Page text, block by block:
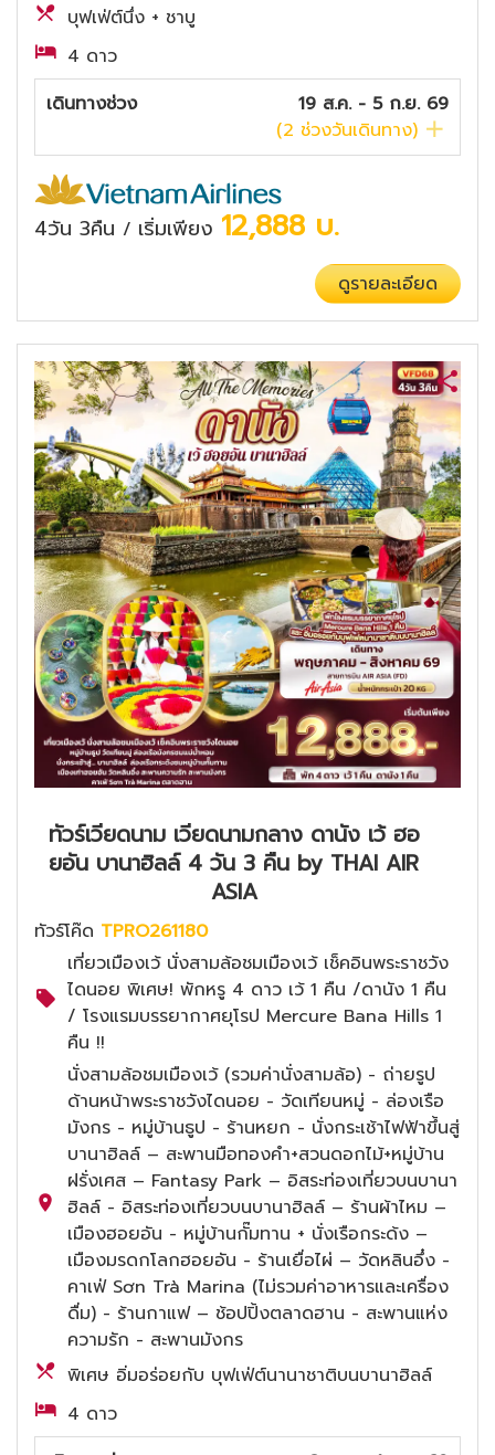
บุฟเฟ่ต์นึ่ง + ชาบู
4 ดาว
เดินทางช่วง
19 ส.ค. - 5 ก.ย. 69
(2 ช่วงวันเดินทาง)
4วัน 3คืน / เริ่มเพียง 12,888 บ.
ดูรายละเอียด
ทัวร์เวียดนาม เวียดนามกลาง ดานัง เว้ ฮอ
ยอัน บานาฮิลล์ 4 วัน 3 คืน by THAI AIR
ASIA
ทัวร์โค๊ด TPRO261180
เที่ยวเมืองเว้ นั่งสามล้อชมเมืองเว้ เช็คอินพระราชวัง
ไดนอย พิเศษ! พักหรู 4 ดาว เว้ 1 คืน /ดานัง 1 คืน
/ โรงแรมบรรยากาศยุโรป Mercure Bana Hills 1
คืน !!
นั่งสามล้อชมเมืองเว้ (รวมค่านั่งสามล้อ) - ถ่ายรูป
ด้านหน้าพระราชวังไดนอย - วัดเทียนหมู่ - ล่องเรือ
มังกร - หมู่บ้านธูป - ร้านหยก - นั่งกระเช้าไฟฟ้าขึ้นสู่
บานาฮิลล์ – สะพานมือทองคำ+สวนดอกไม้+หมู่บ้าน
ฝรั่งเศส – Fantasy Park – อิสระท่องเที่ยวบนบานา
ฮิลล์ - อิสระท่องเที่ยวบนบานาฮิลล์ – ร้านผ้าไหม –
เมืองฮอยอัน - หมู่บ้านกั๊มทาน + นั่งเรือกระด้ง –
เมืองมรดกโลกฮอยอัน - ร้านเยื่อไผ่ – วัดหลินอึ๋ง -
คาเฟ่ Sơn Trà Marina (ไม่รวมค่าอาหารและเครื่อง
ดื่ม) - ร้านกาแฟ – ช้อปปิ้งตลาดฮาน - สะพานแห่ง
ความรัก - สะพานมังกร
พิเศษ อิ่มอร่อยกับ บุฟเฟ่ต์นานาชาติบนบานาฮิลล์
4 ดาว